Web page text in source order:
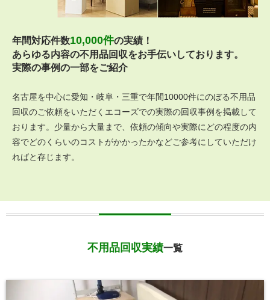
年間対応件数10,000件の実績！
あらゆる内容の不用品回収をお手伝いしております。
実際の事例の一部をご紹介
名古屋を中心に愛知・岐阜・三重で年間10000件にのぼる不用品
回収のご依頼をいただくエコーズでの実際の回収事例を掲載して
おります。少量から大量まで、依頼の傾向や実際にどの程度の内
容でどのくらいのコストがかかったかなどご参考にしていただけ
ればと存じます。
不用品回収実績一覧